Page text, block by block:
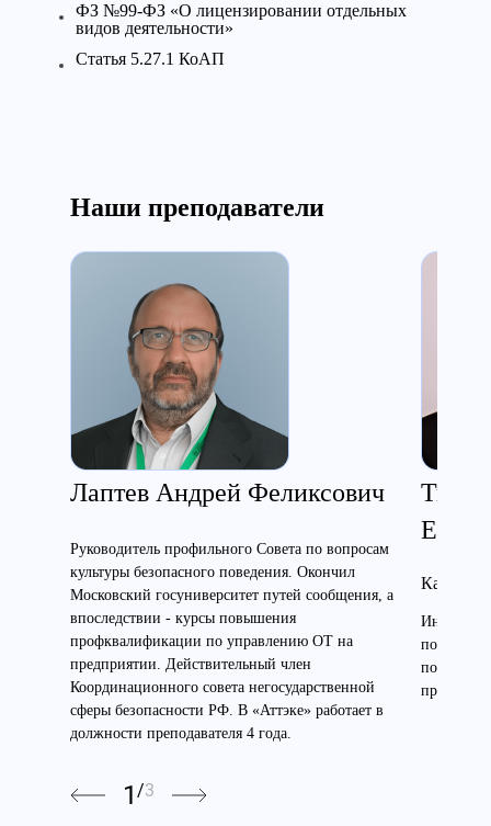
ФЗ №99-ФЗ «О лицензировании отдельных
видов деятельности»
Статья 5.27.1 КоАП
Наши преподаватели
Лаптев Андрей Феликсович
Руководитель профильного Совета по вопросам
культуры безопасного поведения. Окончил
Московский госуниверситет путей сообщения, а
впоследствии - курсы повышения
профквалификации по управлению ОТ на
предприятии. Действительный член
Координационного совета негосударственной
сферы безопасности РФ. В «Аттэке» работает в
должности преподавателя 4 года.
Инженер
по
по
1 /3